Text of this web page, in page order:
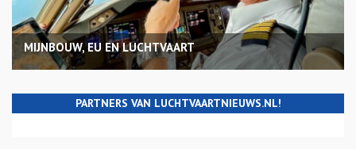
MIJNBOUW, EU EN LUCHTVAART
PARTNERS VAN LUCHTVAARTNIEUWS.NL!